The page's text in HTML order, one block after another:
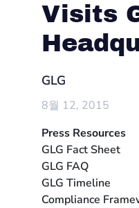
Visits
GLG
8월 12, 2015
Press Resources
GLG Fact Sheet
GLG FAQ
GLG Timeline
Compliance